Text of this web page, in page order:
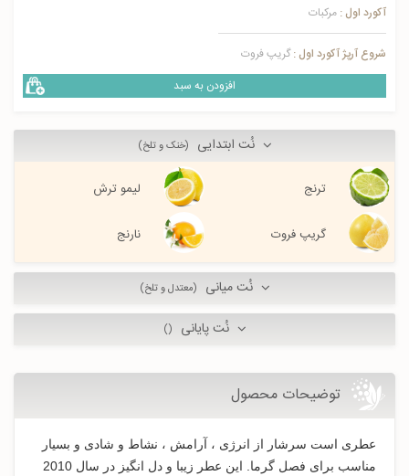
آکورد اول : مرکبات
شروع آرپژ آکورد اول : گریپ فروت
افزودن به سبد
نُت ابتدایی (خنک و تلخ)
ترنج لیمو ترش
گریپ فروت نارنج
نُت میانی (معتدل و تلخ)
نُت پایانی ()
توضیحات محصول
عطری است سرشار از انرژی ، آرامش ، نشاط و شادی و بسیار
مناسب برای فصل گرما. این عطر زیبا و دل انگیز در سال 2010